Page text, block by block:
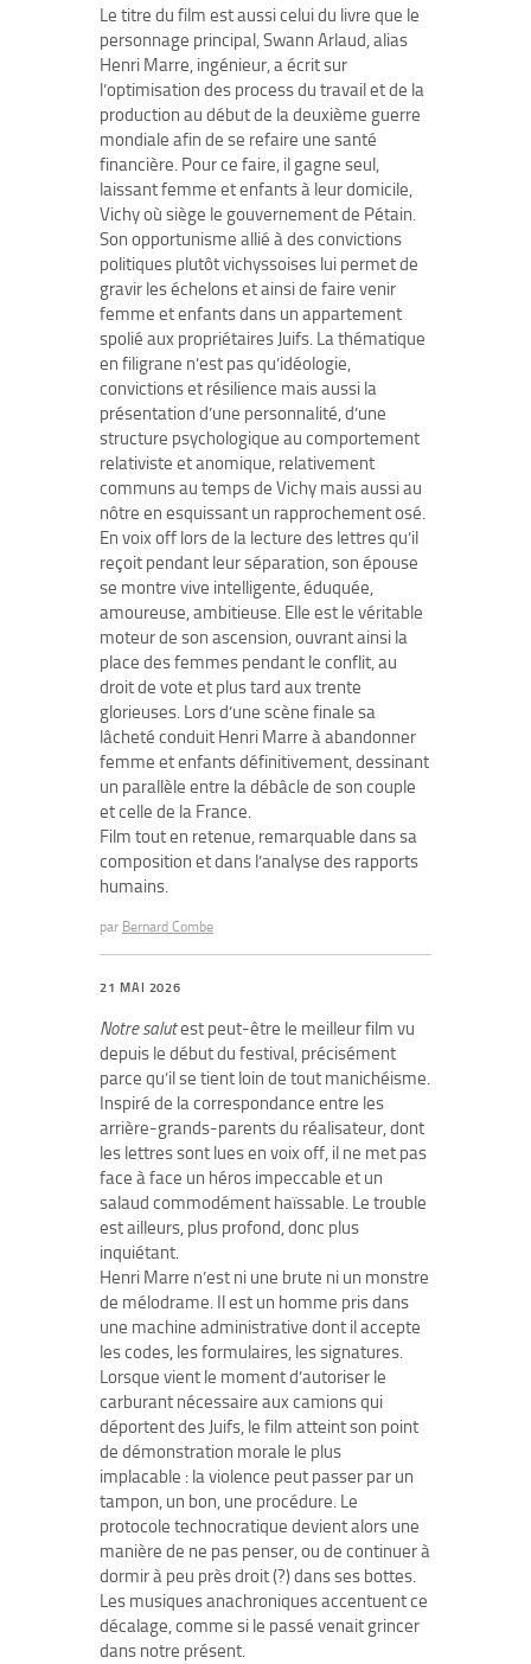
Le titre du film est aussi celui du livre que le
personnage principal, Swann Arlaud, alias
Henri Marre, ingénieur, a écrit sur
l’optimisation des process du travail et de la
production au début de la deuxième guerre
mondiale afin de se refaire une santé
financière. Pour ce faire, il gagne seul,
laissant femme et enfants à leur domicile,
Vichy où siège le gouvernement de Pétain.
Son opportunisme allié à des convictions
politiques plutôt vichyssoises lui permet de
gravir les échelons et ainsi de faire venir
femme et enfants dans un appartement
spolié aux propriétaires Juifs. La thématique
en filigrane n’est pas qu’idéologie,
convictions et résilience mais aussi la
présentation d’une personnalité, d’une
structure psychologique au comportement
relativiste et anomique, relativement
communs au temps de Vichy mais aussi au
nôtre en esquissant un rapprochement osé.
En voix off lors de la lecture des lettres qu’il
reçoit pendant leur séparation, son épouse
se montre vive intelligente, éduquée,
amoureuse, ambitieuse. Elle est le véritable
moteur de son ascension, ouvrant ainsi la
place des femmes pendant le conflit, au
droit de vote et plus tard aux trente
glorieuses. Lors d’une scène finale sa
lâcheté conduit Henri Marre à abandonner
femme et enfants définitivement, dessinant
un parallèle entre la débâcle de son couple
et celle de la France.
Film tout en retenue, remarquable dans sa
composition et dans l’analyse des rapports
humains.
par Bernard Combe
21 MAI 2026
Notre salutest peut-être le meilleur film vu
depuis le début du festival, précisément
parce qu’il se tient loin de tout manichéisme.
Inspiré de la correspondance entre les
arrière-grands-parents du réalisateur, dont
les lettres sont lues en voix off, il ne met pas
face à face un héros impeccable et un
salaud commodément haïssable. Le trouble
est ailleurs, plus profond, donc plus
inquiétant.
Henri Marre n’est ni une brute ni un monstre
de mélodrame. Il est un homme pris dans
une machine administrative dont il accepte
les codes, les formulaires, les signatures.
Lorsque vient le moment d’autoriser le
carburant nécessaire aux camions qui
déportent des Juifs, le film atteint son point
de démonstration morale le plus
implacable : la violence peut passer par un
tampon, un bon, une procédure. Le
protocole technocratique devient alors une
manière de ne pas penser, ou de continuer à
dormir à peu près droit (?) dans ses bottes.
Les musiques anachroniques accentuent ce
décalage, comme si le passé venait grincer
dans notre présent.